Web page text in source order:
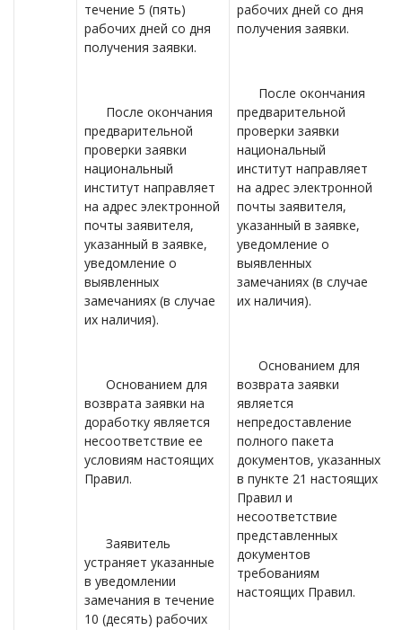
течение 5 (пять)
рабочих дней со дня
получения заявки.
После окончания
предварительной
проверки заявки
национальный
институт направляет
на адрес электронной
почты заявителя,
указанный в заявке,
уведомление о
выявленных
замечаниях (в случае
их наличия).
Основанием для
возврата заявки на
доработку является
несоответствие ее
условиям настоящих
Правил.
Заявитель
устраняет указанные
в уведомлении
замечания в течение
10 (десять) рабочих
рабочих дней со дня
получения заявки.
После окончания
предварительной
проверки заявки
национальный
институт направляет
на адрес электронной
почты заявителя,
указанный в заявке,
уведомление о
выявленных
замечаниях (в случае
их наличия).
Основанием для
возврата заявки
является
непредоставление
полного пакета
документов, указанных
в пункте 21 настоящих
Правил и
несоответствие
представленных
документов
требованиям
настоящих Правил.